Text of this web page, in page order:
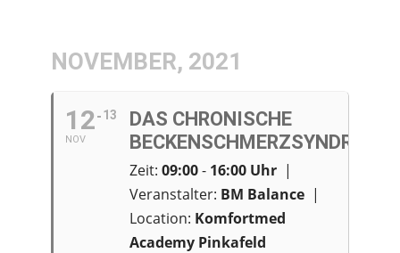
NOVEMBER, 2021
12
NOV
13
DAS CHRONISCHE
BECKENSCHMERZSYNDROM
Zeit:09:00- 16:00 Uhr |
Veranstalter: BM Balance |
Location: Komfortmed
Academy Pinkafeld